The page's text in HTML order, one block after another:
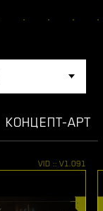
КОНЦЕПТ-АРТ